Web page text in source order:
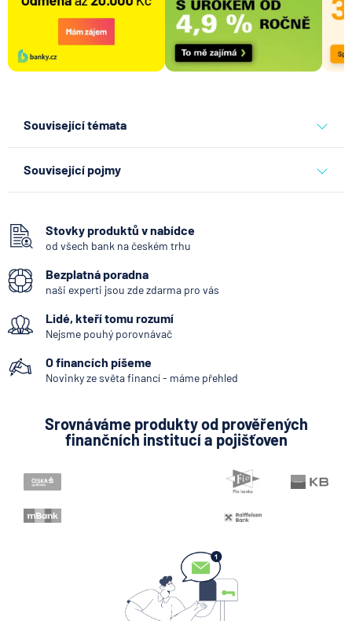
Související témata
Související pojmy
Bankomat
SEPA Platba
Bankovní IDentita
Okamžitá platba
Kodex mobility klientů
Mobilní bankovnictví
Zastoupení zahraniční banky
Konstantní symbol
Variabilní symbol
Stovky produktů v nabídce
od všech bank na českém trhu
Bezplatná poradna
naši experti jsou zde zdarma pro vás
Lidé, kteří tomu rozumí
Nejsme pouhý porovnávač
O financích píšeme
Novinky ze světa financí - máme přehled
Srovnáváme produkty od prověřených
finančních institucí a pojišťoven